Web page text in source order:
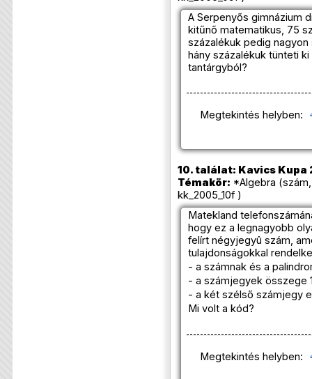
A Serpenyős gimnázium
kitűnő matematikus, 75
százalékuk pedig
hány százalékuk tünteti
tantárgyból?
Megtekintés helyben:
10. találat: Kavics Kupa
Témakör: *Algebra
kk_2005_10f )
Matekland
hogy ez a legnagyobb
felírt négyjegyû szám,
tulajdonságokkal
- a számnak és a
- a számjegyek összege
- a két szélső számjegy
Mi volt a kód?
Megtekintés helyben: